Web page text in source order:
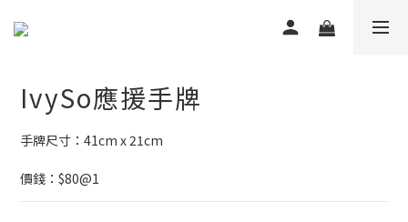
IvySo應援手牌
手牌尺寸：41cm x 21cm
價錢：$80@1